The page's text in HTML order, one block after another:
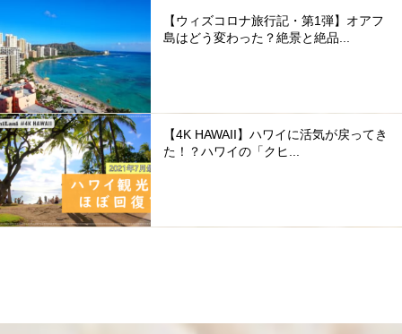
【ウィズコロナ旅行記・第1弾】オアフ
島はどう変わった？絶景と絶品...
【4K HAWAII】ハワイに活気が戻ってき
た！？ハワイの「クヒ...